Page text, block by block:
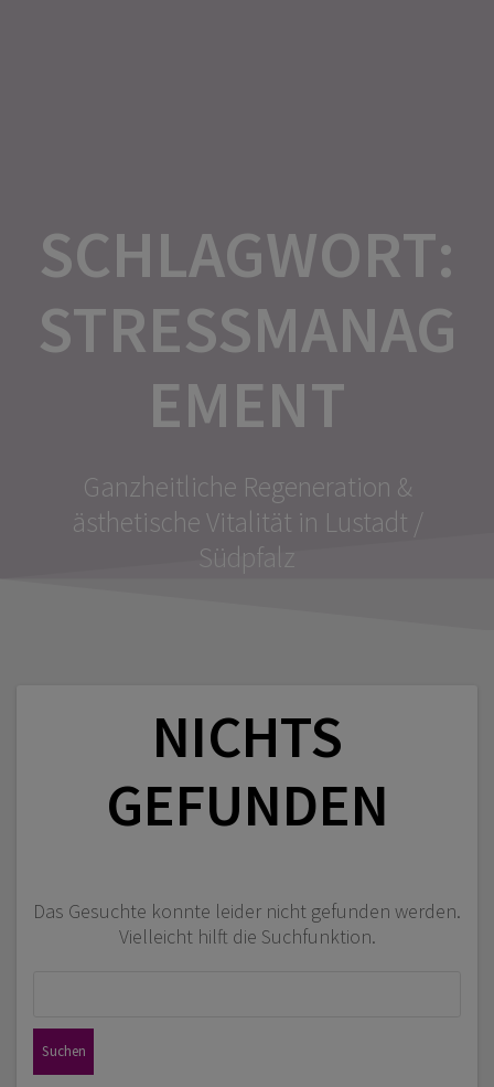
SCHLAGWORT:
STRESSMANAG
EMENT
Ganzheitliche Regeneration &
ästhetische Vitalität in Lustadt /
Südpfalz
NICHTS
GEFUNDEN
Das Gesuchte konnte leider nicht gefunden werden.
Vielleicht hilft die Suchfunktion.